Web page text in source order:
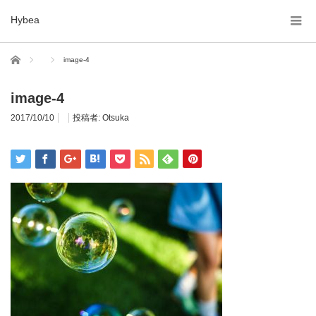
Hybea
ホーム image-4
image-4
2017/10/10 投稿者: Otsuka